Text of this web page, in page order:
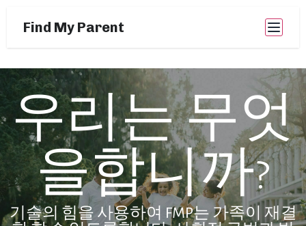
Find My Parent
우리는 무엇
을합니까?
기술의 힘을 사용하여 FMP는 가족이 재결